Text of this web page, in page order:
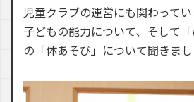
児童クラブの運営にも関わって
子どもの能力について、そして
の「体あそび」について聞きまし